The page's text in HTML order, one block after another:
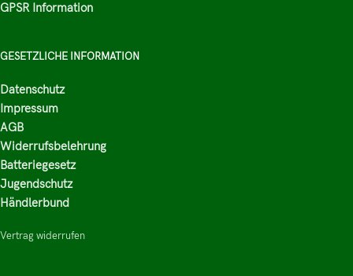
GPSR Information
GESETZLICHE INFORMATION
Datenschutz
Impressum
AGB
Widerrufsbelehrung
Batteriegesetz
Jugendschutz
Händlerbund
Vertrag widerrufen